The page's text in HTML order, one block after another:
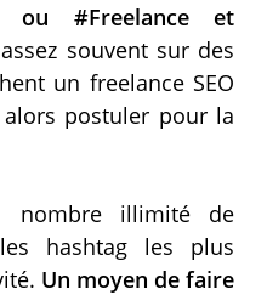
ou #Freelance et
souvent sur des
un freelance SEO
alors postuler pour la
nombre illimité de
hashtag les plus
Un moyen de faire